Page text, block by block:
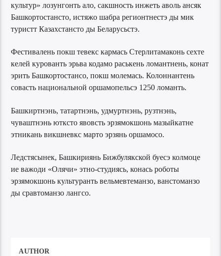
культур» лозунгонть ало, сакшность инжеть аволь ансяк
Башкортостансто, истяжо шабра регионтнестэ ды мик
туристт Казахстансто ды Беларусьстэ.
Фестивалень покш тевекс кармась Стерлитамаконь сехте
келей курованть эрьва кодамо раськень ломантнень, конат
эрить Башкортостансо, покш молемась. Колоннантень
совасть национальной оршамопельсэ 1250 ломанть.
Башкиртнэнь, татартнэнь, удмуртнэнь, рузтнэнь,
чуваштнэнь ютксто явовсть эрзямокшонь мазыйкатне
этникань викшневкс марто эрзянь оршамосо.
Ледстясынек, Башкириянь Бижбулякской буесэ колмоце
ие важоди «Олячи» этно-студиясь, конась роботы
эрзямокшонь культуранть вельмевтеманзо, ванстоманзо
ды сравтоманзо лангсо.
AUTHOR